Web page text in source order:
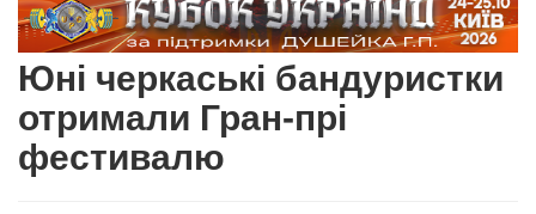
Юні черкаські бандуристки
отримали Гран-прі
фестивалю